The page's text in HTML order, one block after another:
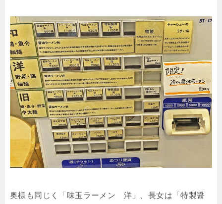
奥様も同じく「味玉ラーメン 洋」、長女は「特製醤